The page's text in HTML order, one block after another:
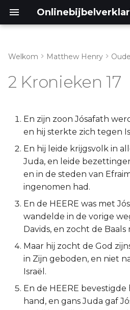
2 Kronieken 17:10-19
Lukas
Johannes
Handelingen
Romeinen
1 Korinthe
2 Korinthe
Galaten
Éfeze
Welkom Matthew Henry
2 Kronieken 17
En zijn zoon Jósafath
en hij sterkte zich tegen
En hij leide krijgsvolk in
Juda, en leide
en in de steden van
ingenomen had.
En de HEERE was met
wandelde in de vorige
Davids, en zocht de Baals
Maar hij zocht de God
in Zijn geboden, en niet
Israël.
En de HEERE
hand, en gans Juda gaf